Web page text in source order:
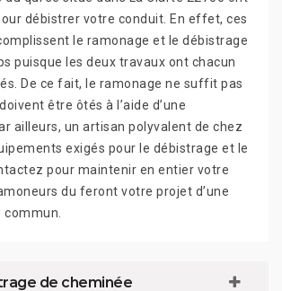
débistrer votre conduit. En effet, ces
le ramonage et le débistrage
puisque les deux travaux ont chacun
De ce fait, le ramonage ne suffit pas
être ôtés à l’aide d’une
ailleurs, un artisan polyvalent de chez
exigés pour le débistrage et le
pour maintenir en entier votre
du feront votre projet d’une
de cheminée